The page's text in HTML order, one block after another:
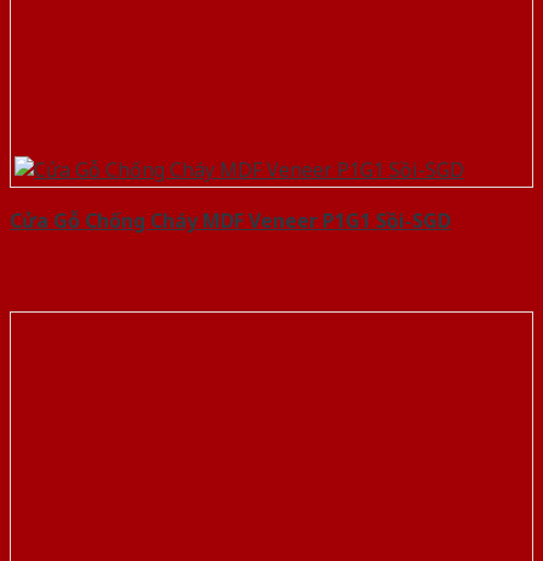
Cửa Gỗ Chống Cháy MDF Veneer P1G1 Sồi-SGD